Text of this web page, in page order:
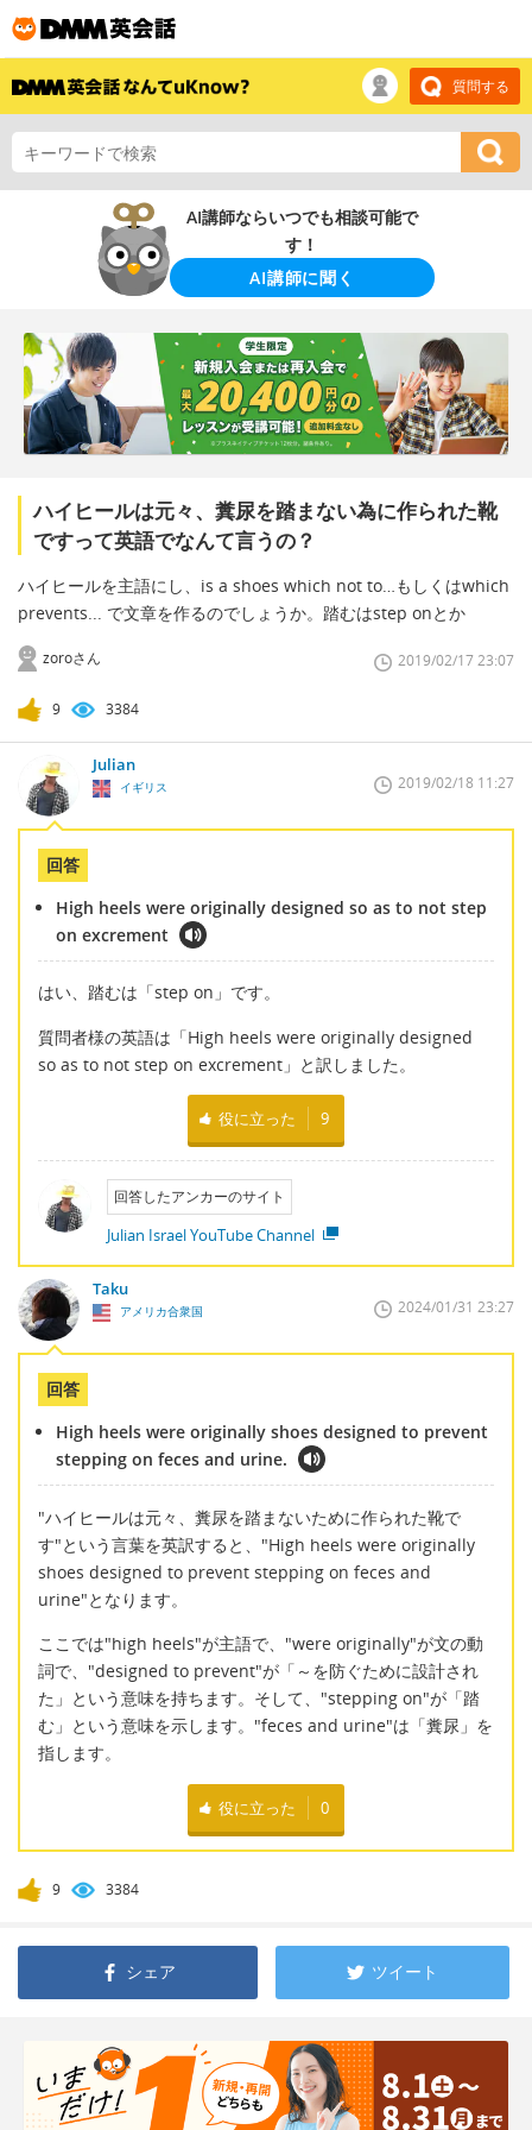
質問する
AI講師ならいつでも相談可能で
す！
AI講師に聞く
ハイヒールは元々、糞尿を踏まない為に作られた靴
ですって英語でなんて言うの？
ハイヒールを主語にし、is a shoes which not to…もしくはwhich
prevents... で文章を作るのでしょうか。踏むはstep onとか
zoroさん 2019/02/17 23:07
9 3384
Julian
イギリス 2019/02/18 11:27
回答
High heels were originally designed so as to not step
on excrement
はい、踏むは「step on」です。
質問者様の英語は「High heels were originally designed
so as to not step on excrement」と訳しました。
役に立った 9
回答したアンカーのサイト
Julian Israel YouTube Channel
Taku
アメリカ合衆国 2024/01/31 23:27
回答
High heels were originally shoes designed to prevent
stepping on feces and urine.
"ハイヒールは元々、糞尿を踏まないために作られた靴で
す"という言葉を英訳すると、"High heels were originally
shoes designed to prevent stepping on feces and
urine"となります。
ここでは"high heels"が主語で、"were originally"が文の動
詞で、"designed to prevent"が「～を防ぐために設計され
た」という意味を持ちます。そして、"stepping on"が「踏
む」という意味を示します。"feces and urine"は「糞尿」を
指します。
役に立った 0
9 3384
シェア ツイート